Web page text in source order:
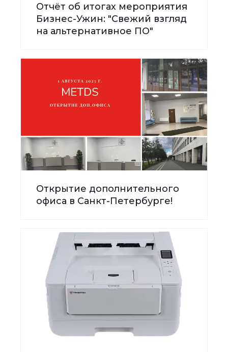
Отчёт об итогах мероприятия
Бизнес-Ужин: "Свежий взгляд
на альтернативное ПО"
Открытие дополнительного
офиса в Санкт-Петербурге!